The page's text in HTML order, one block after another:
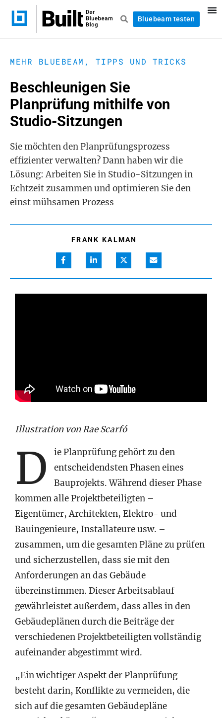
Bluebeam testen
MEHR BLUEBEAM , TIPPS UND TRICKS
Beschleunigen Sie
Planprüfung mithilfe von
Studio-Sitzungen
Sie möchten den Planprüfungsprozess
effizienter verwalten? Dann haben wir die
Lösung: Arbeiten Sie in Studio-Sitzungen in
Echtzeit zusammen und optimieren Sie den
einst mühsamen Prozess
FRANK KALMAN
Illustration vonRae Scarfó
D
ie Planprüfung gehört zu den
entscheidendsten Phasen eines
Bauprojekts. Während dieser Phase
kommen alle Projektbeteiligten –
Eigentümer, Architekten, Elektro- und
Bauingenieure, Installateure usw. –
zusammen, um die gesamten Pläne zu prüfen
und sicherzustellen, dass sie mit den
Anforderungen an das Gebäude
übereinstimmen. Dieser Arbeitsablauf
gewährleistet außerdem, dass alles in den
Gebäudeplänen durch die Beiträge der
verschiedenen Projektbeteiligten vollständig
aufeinander abgestimmt wird.
„Ein wichtiger Aspekt der Planprüfung
besteht darin, Konflikte zu vermeiden, die
sich auf die gesamten Gebäudepläne